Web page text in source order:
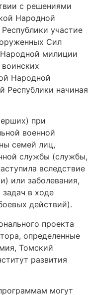
с решениями
Народной
участие
Сил
милиции
Народной
Республики начиная
при
военной
семей лиц,
службы (службы,
вследствие
или заболевания,
в ходе
действий).
проекта
определенные
Томский
развития
могут